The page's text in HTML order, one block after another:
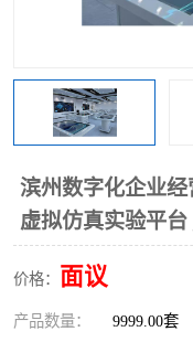
滨州数字化企业
虚拟仿真实验平
价格： 面议
产品数量： 9999.00套